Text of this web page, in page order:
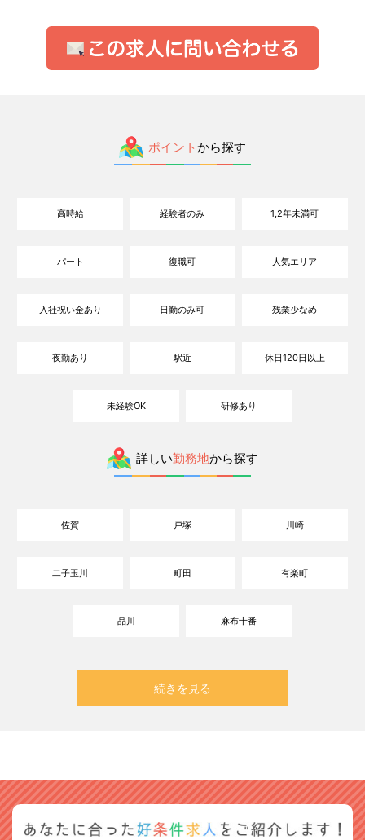
ポイントから探す
高時給 経験者のみ 1,2年未満可
パート 復職可 人気エリア
入社祝い金あり 日勤のみ可 残業少なめ
夜勤あり 駅近 休日120日以上
未経験OK 研修あり
詳しい勤務地から探す
佐賀 戸塚 川崎
二子玉川 町田 有楽町
品川 麻布十番
続きを見る